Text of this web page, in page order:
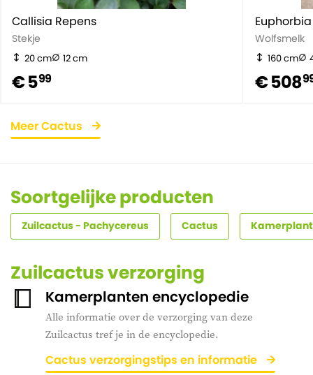
Callisia Repens
Stekje
20 cm 12 cm
€ 599
Wolfsmelk
160 cm
€ 508
Meer Cactus
Soortgelijke producten
Zuilcactus - Pachycereus Cactus
Zuilcactus verzorging
Kamerplanten encyclopedie
Alle informatie over de verzorging van deze
Zuilcactus tref je in de encyclopedie.
Cactus verzorgingstips en informatie